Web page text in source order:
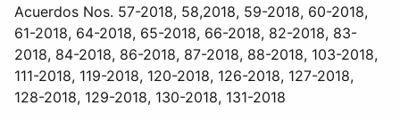
Acuerdos Nos. 57-2018, 58,2018, 59-2018, 60-2018,
61-2018, 64-2018, 65-2018, 66-2018, 82-2018, 83-
2018, 84-2018, 86-2018, 87-2018, 88-2018, 103-2018,
111-2018, 119-2018, 120-2018, 126-2018, 127-2018,
128-2018, 129-2018, 130-2018, 131-2018